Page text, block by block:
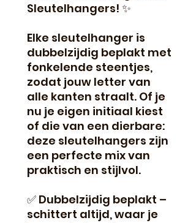
Sleutelhangers! ✨
Elke sleutelhanger is
dubbelzijdig beplakt met
fonkelende steentjes,
zodat jouw letter van
alle kanten straalt. Of je
nu je eigen initiaal kiest
of die van een dierbare:
deze sleutelhangers zijn
een perfecte mix van
praktisch en stijlvol.
✅ Dubbelzijdig beplakt –
schittert altijd, waar je